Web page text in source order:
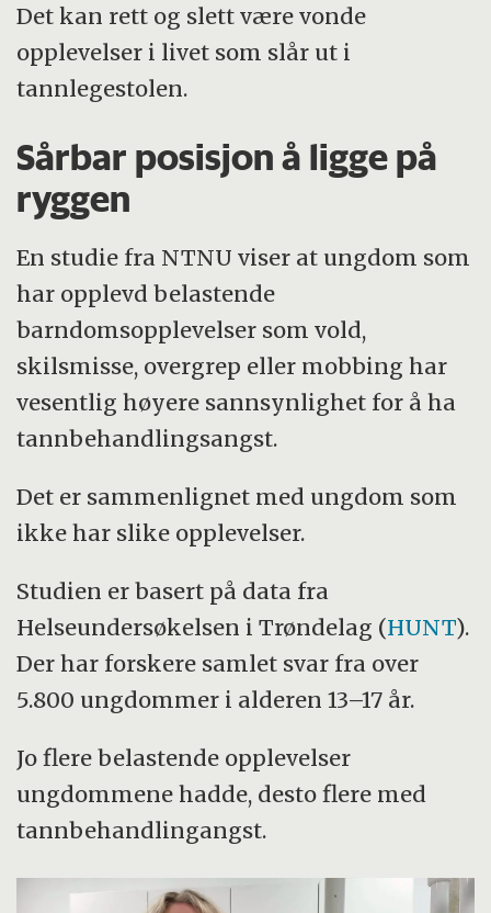
Det kan rett og slett være vonde
opplevelser i livet som slår ut i
tannlegestolen.
Sårbar posisjon å ligge på
ryggen
En studie fra NTNU viser at ungdom som
har opplevd belastende
barndomsopplevelser som vold,
skilsmisse, overgrep eller mobbing har
vesentlig høyere sannsynlighet for å ha
tannbehandlingsangst.
Det er sammenlignet med ungdom som
ikke har slike opplevelser.
Studien er basert på data fra
Helseundersøkelsen i Trøndelag (HUNT).
Der har forskere samlet svar fra over
5.800 ungdommer i alderen 13–17 år.
Jo flere belastende opplevelser
ungdommene hadde, desto flere med
tannbehandlingangst.